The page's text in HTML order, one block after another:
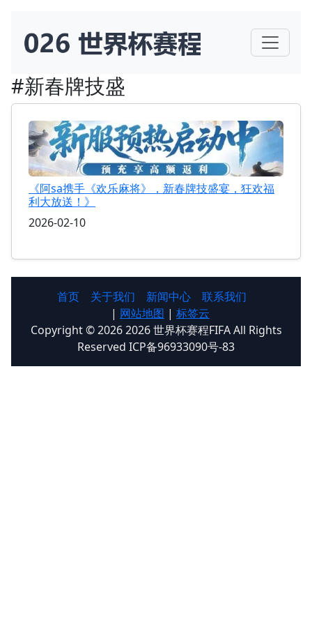
#新春牌技盛
《阿sa携手《欢乐麻将》，新春牌技盛宴，狂欢福
利大放送！》
2026-02-10
首页 关于我们 新闻中心
联系我们
| 网站地图 | 标签云
Copyright © 2026 2026 世界杯赛程FIFA All Rights
Reserved ICP备96933090号-83